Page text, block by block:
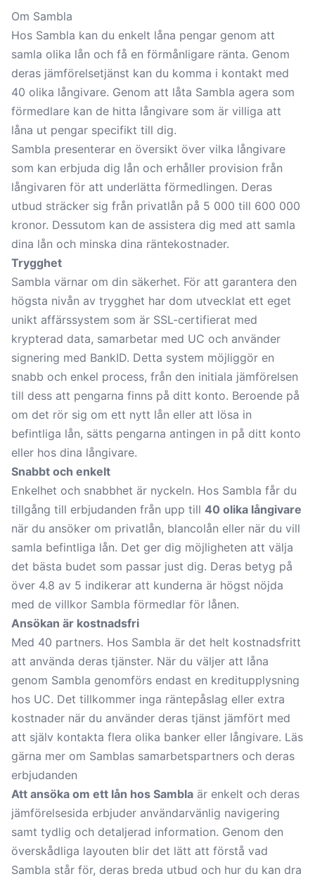
Om Sambla
Hos Sambla kan du enkelt låna pengar genom att
samla olika lån och få en förmånligare ränta. Genom
deras jämförelsetjänst kan du komma i kontakt med
40 olika långivare. Genom att låta Sambla agera som
förmedlare kan de hitta långivare som är villiga att
låna ut pengar specifikt till dig.
Sambla presenterar en översikt över vilka långivare
som kan erbjuda dig lån och erhåller provision från
långivaren för att underlätta förmedlingen. Deras
utbud sträcker sig från privatlån på 5 000 till 600 000
kronor. Dessutom kan de assistera dig med att samla
dina lån och minska dina räntekostnader.
Trygghet
Sambla värnar om din säkerhet. För att garantera den
högsta nivån av trygghet har dom utvecklat ett eget
unikt affärssystem som är SSL-certifierat med
krypterad data, samarbetar med UC och använder
signering med BankID. Detta system möjliggör en
snabb och enkel process, från den initiala jämförelsen
till dess att pengarna finns på ditt konto. Beroende på
om det rör sig om ett nytt lån eller att lösa in
befintliga lån, sätts pengarna antingen in på ditt konto
eller hos dina långivare.
Snabbt och enkelt
Enkelhet och snabbhet är nyckeln. Hos Sambla får du
tillgång till erbjudanden från upp till 40 olika långivare
när du ansöker om privatlån, blancolån eller när du vill
samla befintliga lån. Det ger dig möjligheten att välja
det bästa budet som passar just dig. Deras betyg på
över 4.8 av 5 indikerar att kunderna är högst nöjda
med de villkor Sambla förmedlar för lånen.
Ansökan är kostnadsfri
Med 40 partners. Hos Sambla är det helt kostnadsfritt
att använda deras tjänster. När du väljer att låna
genom Sambla genomförs endast en kreditupplysning
hos UC. Det tillkommer inga räntepåslag eller extra
kostnader när du använder deras tjänst jämfört med
att själv kontakta flera olika banker eller långivare. Läs
gärna mer om Samblas samarbetspartners och deras
erbjudanden
Att ansöka om ett lån hos Sambla är enkelt och deras
jämförelsesida erbjuder användarvänlig navigering
samt tydlig och detaljerad information. Genom den
överskådliga layouten blir det lätt att förstå vad
Sambla står för, deras breda utbud och hur du kan dra